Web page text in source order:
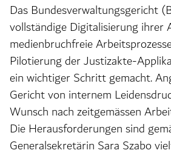
Das Bundesverwaltungsgericht
vollständige Digitalisierung ihrer
medienbruchfreie
Pilotierung der Justizakte-
ein wichtiger Schritt gemacht.
Gericht von internem
Wunsch nach zeitgemässen
Die Herausforderungen sind
Generalsekretärin Sara Szabo